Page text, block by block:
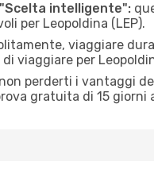
intelligente":
per Leopoldina (LEP).
viaggiare
viaggiare per
non perderti i vantaggi
gratuita di 15 giorni